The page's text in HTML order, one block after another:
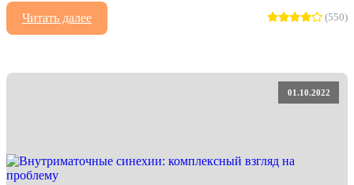
Читать далее (550)
01.10.2022